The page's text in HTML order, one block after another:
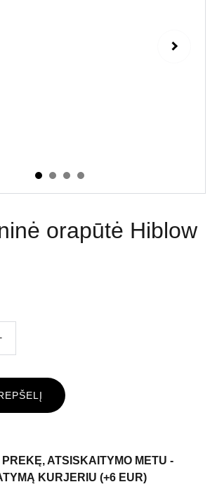
orapūtė Hiblow
ATSISKAITYMO METU -
KURJERIU (+6 EUR)